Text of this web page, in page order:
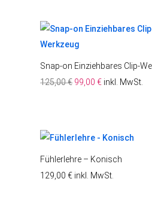
Snap-on Einziehbares Clip-
125,00€ Ursprünglicher
99,00€Aktueller
inkl. MwSt.
Fühlerlehre – Konisch
129,00€ inkl. MwSt.